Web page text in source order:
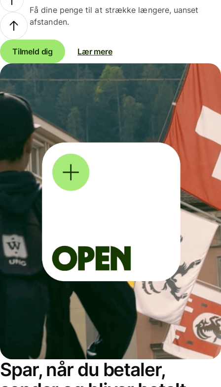
Få dine penge til at strække længere, uanset
afstanden.
Tilmeld dig Lær mere
Spar, når du betaler,